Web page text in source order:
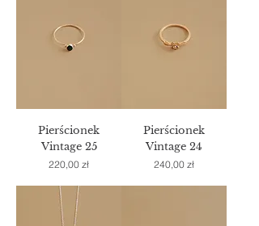
Pierścionek
Vintage 25
Cena
220,00 zł
Pierścionek
Vintage 24
Cena
240,00 zł